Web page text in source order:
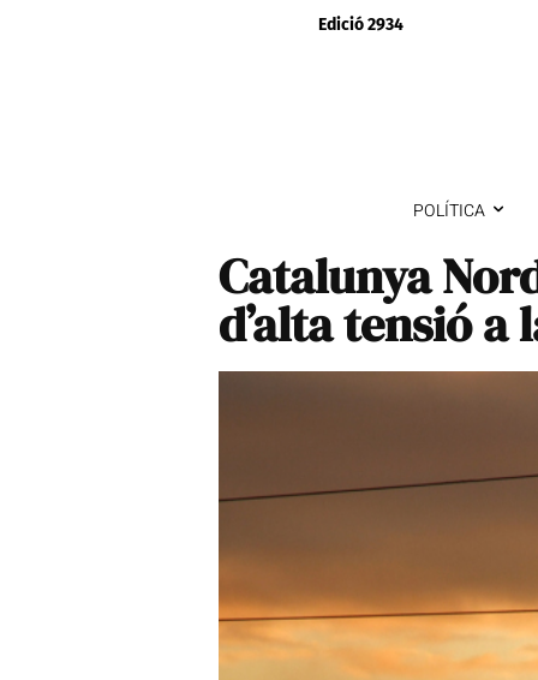
Edició 2934
POLÍTICA
Catalunya
d’alta tensió a